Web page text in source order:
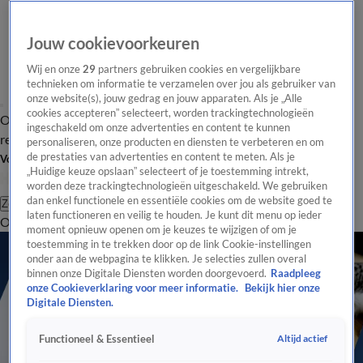
Overzicht Laatste nieuws Regionieuws Het beste van Hart
Tip de
redactie
Volg Hart van Nederland
Zoeken
OverzichtRegioUitzendingenWeerTip de redactiePanelVideo's
Jouw cookievoorkeuren
Wij en onze29 partners gebruiken cookies en vergelijkbare
technieken om informatie te verzamelen over jou als gebruiker van
onze website(s), jouw gedrag en jouw apparaten. Als je „Alle
cookies accepteren” selecteert, worden trackingtechnologieën
ingeschakeld om onze advertenties en content te kunnen
personaliseren, onze producten en diensten te verbeteren en om
de prestaties van advertenties en content te meten. Als je
„Huidige keuze opslaan” selecteert of je toestemming intrekt,
worden deze trackingtechnologieën uitgeschakeld. We gebruiken
dan enkel functionele en essentiële cookies om de website goed te
laten functioneren en veilig te houden. Je kunt dit menu op ieder
moment opnieuw openen om je keuzes te wijzigen of om je
toestemming in te trekken door op de link Cookie-instellingen
onder aan de webpagina te klikken. Je selecties zullen overal
binnen onze Digitale Diensten worden doorgevoerd. Raadpleeg
onze Cookieverklaring voor meer informatie.
Bekijk hier onze
Digitale Diensten.
Functioneel & Essentieel Altijd actief